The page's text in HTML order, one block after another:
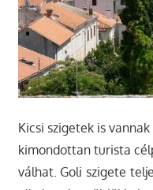
Kicsi szigetek is
kimondottan turista
válhat. Goli szigete